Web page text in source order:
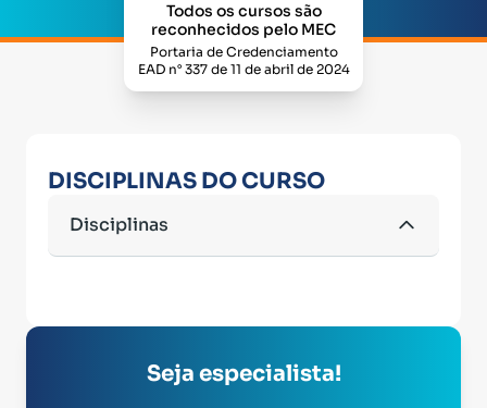
Todos os cursos são
reconhecidos pelo MEC
Portaria de Credenciamento
EAD n° 337 de 11 de abril de 2024
DISCIPLINAS DO CURSO
Disciplinas
Seja especialista!